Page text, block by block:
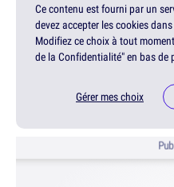
Ce contenu est fourni par un
devez accepter les cookies
Modifiez ce choix à tout
de la Confidentialité" en bas de
Gérer mes choix